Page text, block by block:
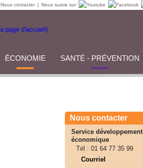
Nous contacter | Nous suivre sur
ÉCONOMIE SANTÉ - PRÉVENTION
Nous contacter
Service développement
économique
Tél : 01 64 77 35 99
Courriel